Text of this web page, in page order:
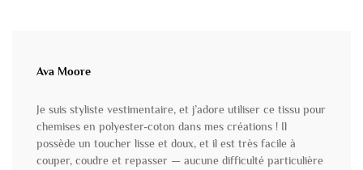
Ava Moore
Je suis styliste vestimentaire, et j’adore utiliser ce tissu pour
chemises en polyester-coton dans mes créations ! Il
possède un toucher lisse et doux, et il est très facile à
couper, coudre et repasser — aucune difficulté particulière